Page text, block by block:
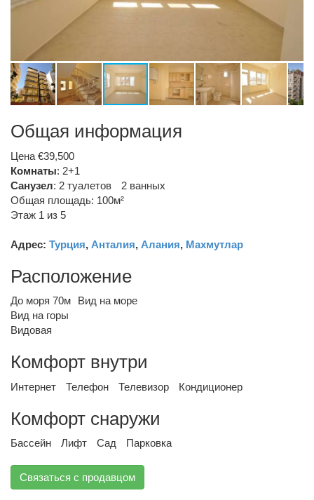
Общая информация
Цена €39,500
Комнаты: 2+1
Санузел: 2 туалетов
2 ванных
Общая площадь: 100м²
Этаж 1 из 5
Адрес: Турция, Анталия, Алания, Махмутлар
Расположение
До моря 70м
Вид на море
Вид на горы
Видовая
Комфорт внутри
Интернет Телефон Телевизор Кондиционер
Комфорт снаружи
Бассейн Лифт Сад Парковка
Связаться с продавцом